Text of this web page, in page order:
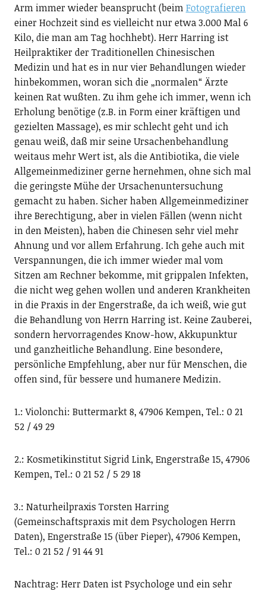
Arm immer wieder beansprucht (beimFotografieren
einer Hochzeit sind es vielleicht nur etwa 3.000 Mal 6
Kilo, die man am Tag hochhebt). Herr Harring ist
Heilpraktiker der Traditionellen Chinesischen
Medizin und hat es in nur vier Behandlungen wieder
hinbekommen, woran sich die „normalen“ Ärzte
keinen Rat wußten. Zu ihm gehe ich immer, wenn ich
Erholung benötige (z.B. in Form einer kräftigen und
gezielten Massage), es mir schlecht geht und ich
genau weiß, daß mir seine Ursachenbehandlung
weitaus mehr Wert ist, als die Antibiotika, die viele
Allgemeinmediziner gerne hernehmen, ohne sich mal
die geringste Mühe der Ursachenuntersuchung
gemacht zu haben. Sicher haben Allgemeinmediziner
ihre Berechtigung, aber in vielen Fällen (wenn nicht
in den Meisten), haben die Chinesen sehr viel mehr
Ahnung und vor allem Erfahrung. Ich gehe auch mit
Verspannungen, die ich immer wieder mal vom
Sitzen am Rechner bekomme, mit grippalen Infekten,
die nicht weg gehen wollen und anderen Krankheiten
in die Praxis in der Engerstraße, da ich weiß, wie gut
die Behandlung von Herrn Harring ist. Keine Zauberei,
sondern hervorragendes Know-how, Akkupunktur
und ganzheitliche Behandlung. Eine besondere,
persönliche Empfehlung, aber nur für Menschen, die
offen sind, für bessere und humanere Medizin.
1.: Violonchi: Buttermarkt 8, 47906 Kempen, Tel.: 0 21
52 / 49 29
2.: Kosmetikinstitut Sigrid Link, Engerstraße 15, 47906
Kempen, Tel.: 0 21 52 / 5 29 18
3.: Naturheilpraxis Torsten Harring
(Gemeinschaftspraxis mit dem Psychologen Herrn
Daten), Engerstraße 15 (über Pieper), 47906 Kempen,
Tel.: 0 21 52 / 91 44 91
Nachtrag: Herr Daten ist Psychologe und ein sehr